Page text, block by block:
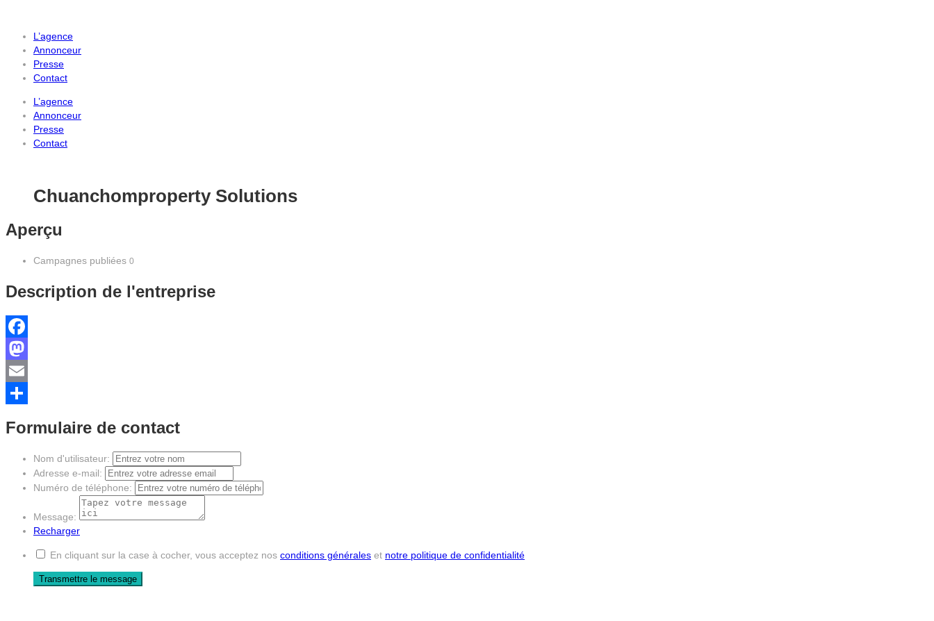
L’agence
Annonceur
Presse
Contact
L’agence
Annonceur
Presse
Contact
Chuanchomproperty Solutions
Aperçu
Campagnes publiées 0
Description de l'entreprise
Facebook
Mastodon
Email
Formulaire de contact
Nom d'utilisateur:
Adresse e-mail:
Numéro de téléphone:
Message:
Recharger
En cliquant sur la case à cocher, vous acceptez nos conditions générales et notre politique de confidentialité